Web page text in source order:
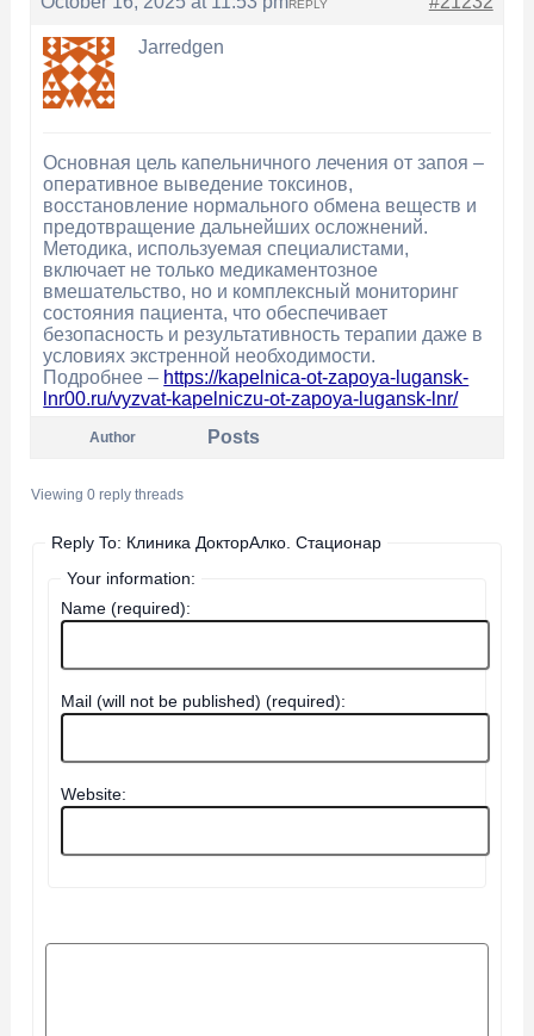
REPLY
Jarredgen
Основная цель капельничного лечения от запоя –
оперативное выведение токсинов,
восстановление нормального обмена веществ и
предотвращение дальнейших осложнений.
Методика, используемая специалистами,
включает не только медикаментозное
вмешательство, но и комплексный мониторинг
состояния пациента, что обеспечивает
безопасность и результативность терапии даже в
условиях экстренной необходимости.
Подробнее – https://kapelnica-ot-zapoya-lugansk-
lnr00.ru/vyzvat-kapelniczu-ot-zapoya-lugansk-lnr/
Author Posts
Viewing 0 reply threads
Reply To: Клиника ДокторАлко. Стационар
Your information:
Name (required):
Mail (will not be published) (required):
Website: